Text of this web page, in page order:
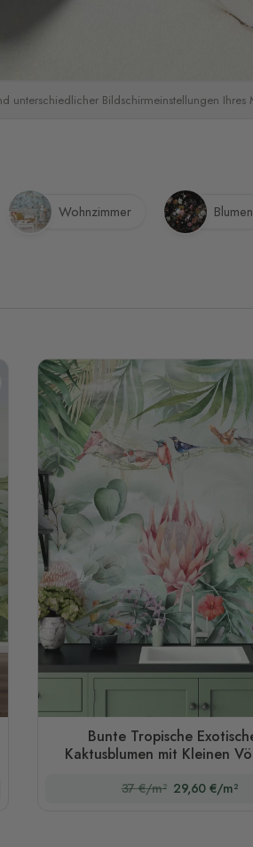
unterschiedlicher Bildschirmeinstellungen
Wohnzimmer Blumen
Bunte Tropische
Kaktusblumen mit Kleinen
37 €/m² 29,60 €/m²